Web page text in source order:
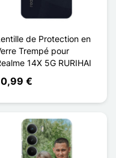
de Protection en
Trempé pour
14X 5G RURIHAI
€